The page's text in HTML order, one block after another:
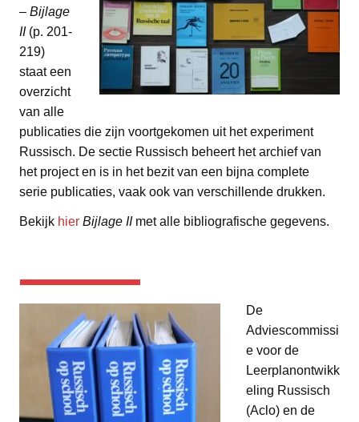
– Bijlage
II(p. 201-
219)
staat een
overzicht
van alle
publicaties die zijn voortgekomen uit het experiment
Russisch. De sectie Russisch beheert het archief van
het project en is in het bezit van een bijna complete
serie publicaties, vaak ook van verschillende drukken.
Bekijk hier Bijlage IImet alle bibliografische gegevens.
De
Adviescommissi
e voor de
Leerplanontwikk
eling Russisch
(Aclo) en de